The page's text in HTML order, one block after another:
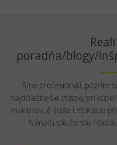
poradňa/blogy/
Sme profesionáli, pozrite
najdôležitejšie otázky pri
maklérov, či naše inšpirácie
Nenašli ste čo ste hľadali,